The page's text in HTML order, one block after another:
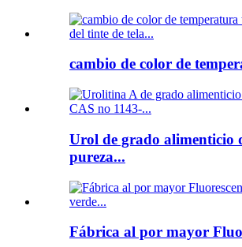
cambio de color de
Urol de grado alimenticio
pureza...
Fábrica al por mayor